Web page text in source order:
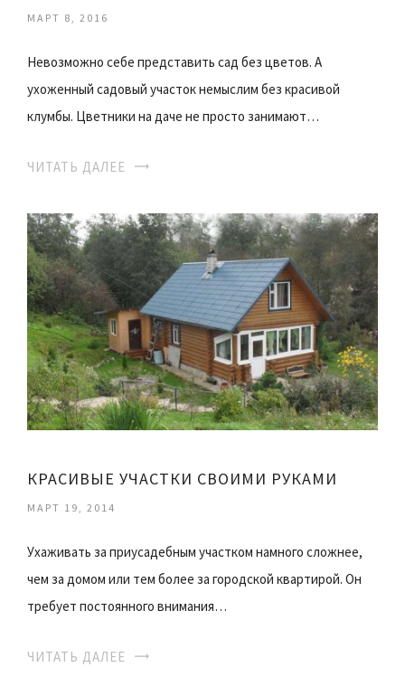
МАРТ 8, 2016
Невозможно себе представить сад без цветов. А
ухоженный садовый участок немыслим без красивой
клумбы. Цветники на даче не просто занимают…
ЧИТАТЬ ДАЛЕЕ
КРАСИВЫЕ УЧАСТКИ СВОИМИ РУКАМИ
МАРТ 19, 2014
Ухаживать за приусадебным участком намного сложнее,
чем за домом или тем более за городской квартирой. Он
требует постоянного внимания…
ЧИТАТЬ ДАЛЕЕ